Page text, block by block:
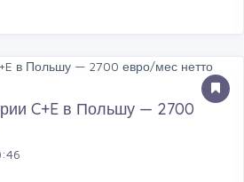
C+E в Польшу — 2700